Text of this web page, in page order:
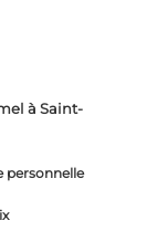
à Saint-
personnelle